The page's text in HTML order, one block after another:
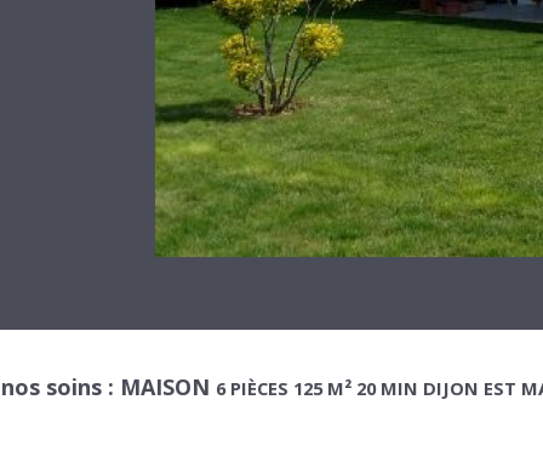
soins : MAISON​​​​​​​ 6 PIÈCES 125 M² 20 MIN DIJON EST